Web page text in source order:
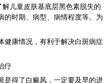
童皮肤基底层黑色素脱失的
的时期、病型、病情程度等。为
康情况，有利于解决白斑病症
疗
得了白癜风，一定要及早的进